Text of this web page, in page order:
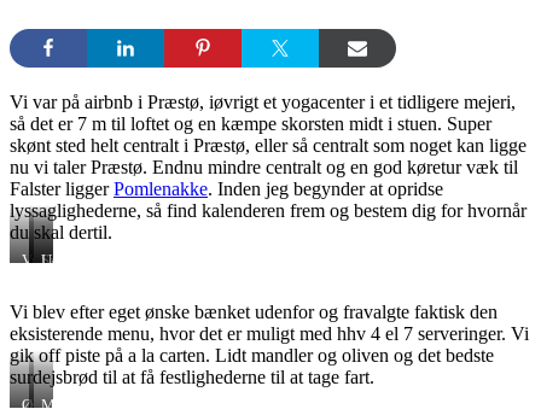
Vi var på airbnb i Præstø, iøvrigt et yogacenter i et tidligere mejeri,
så det er 7 m til loftet og en kæmpe skorsten midt i stuen. Super
skønt sted helt centralt i Præstø, eller så centralt som noget kan ligge
nu vi taler Præstø. Endnu mindre centralt og en god køretur væk til
Falster liggerPomlenakke. Inden jeg begynder at opridse
lyssaglighederne, så find kalenderen frem og bestem dig for hvornår
du skal dertil.
VueSaltede
Udsigt
bagside
Vi blev efter eget ønske bænket udenfor og fravalgte faktisk den
eksisterende menu, hvor det er muligt med hhv 4 el 7 serveringer. Vi
gik off piste på a la carten. Lidt mandler og oliven og det bedste
surdejsbrød til at få festlighederne til at tage fart.
ØstersMøens